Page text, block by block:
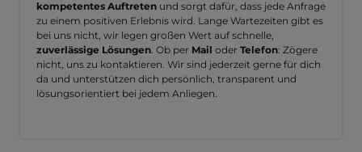
kompetentes Auftreten und sorgt dafür, dass jede Anfrage
zu einem positiven Erlebnis wird. Lange Wartezeiten gibt es
bei uns nicht, wir legen großen Wert auf schnelle,
zuverlässige Lösungen . Ob per Mail oder Telefon: Zögere
nicht, uns zu kontaktieren. Wir sind jederzeit gerne für dich
da und unterstützen dich persönlich, transparent und
lösungsorientiert bei jedem Anliegen.